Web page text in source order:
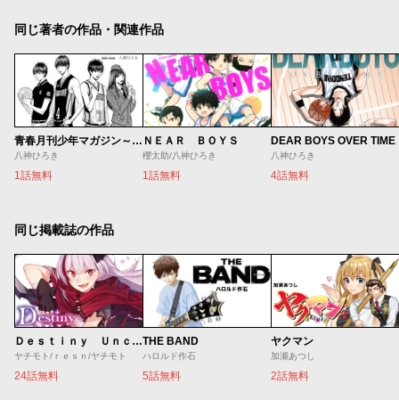
同じ著者の作品・関連作品
青春月刊少年マガジン～八神デビュー秘話～
八神ひろき
1話無料
ＮＥＡＲ ＢＯＹＳ
櫻太助/八神ひろき
1話無料
DEAR BOYS OVER TIME
八神ひろき
4話無料
同じ掲載誌の作品
Ｄｅｓｔｉｎｙ Ｕｎｃｈａｉｎ Ｏｎｌｉｎｅ 吸血鬼少女となって、やがて『赤の魔王』と呼ばれるようになりました
ヤチモト/ｒｅｓｎ/ヤチモト
24話無料
THE BAND
ハロルド作石
5話無料
ヤクマン
加瀬あつし
2話無料